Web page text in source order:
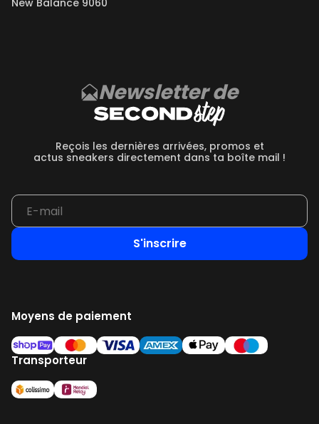
New Balance 9060
Newsletter de
Reçois les dernières arrivées, promos et
actus sneakers directement dans ta boîte mail !
S'inscrire
Moyens de paiement
Transporteur